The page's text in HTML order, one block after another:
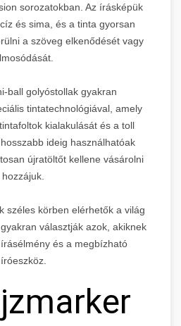
sorozatokban. Az írásképük
és sima, és a tinta gyorsan
a szöveg elkenődését vagy
ball golyóstollak gyakran
tintatechnológiával, amely
kialakulását és a toll
ideig használhatóak
újratöltőt kellene vásárolni
hozzájuk.
széles körben elérhetők a világ
választják azok, akiknek
és a megbízható
íróeszköz.